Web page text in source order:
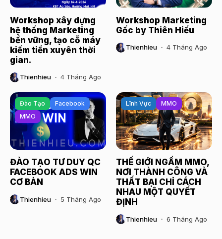
Workshop xây dựng
hệ thống Marketing
bền vững, tạo cỗ máy
kiếm tiền xuyên thời
gian.
Thienhieu 4 Tháng Ago
Workshop Marketing
Gốc by Thiên Hiếu
Thienhieu 4 Tháng Ago
Đào Tạo
Facebook
MMO
ĐÀO TẠO TƯ DUY QC
FACEBOOK ADS WIN
CƠ BẢN
Thienhieu 5 Tháng Ago
Lĩnh Vực MMO
THẾ GIỚI NGẦM MMO,
NƠI THÀNH CÔNG VÀ
THẤT BẠI CHỈ CÁCH
NHAU MỘT QUYẾT
ĐỊNH
Thienhieu 6 Tháng Ago